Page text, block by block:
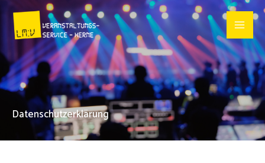
Zum
Inhalt
springen
Datenschutzerklärung